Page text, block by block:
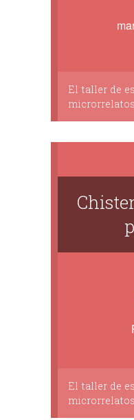
El taller de
microrrelatos
El taller de
microrrelatos